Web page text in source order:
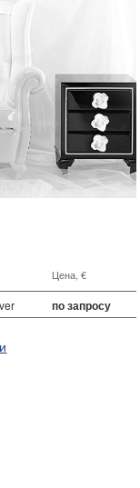
Цена, €
по запросу